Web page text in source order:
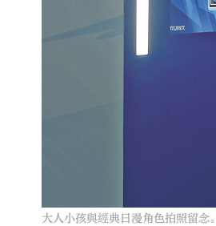
大人小孩與經典日漫角色拍照留